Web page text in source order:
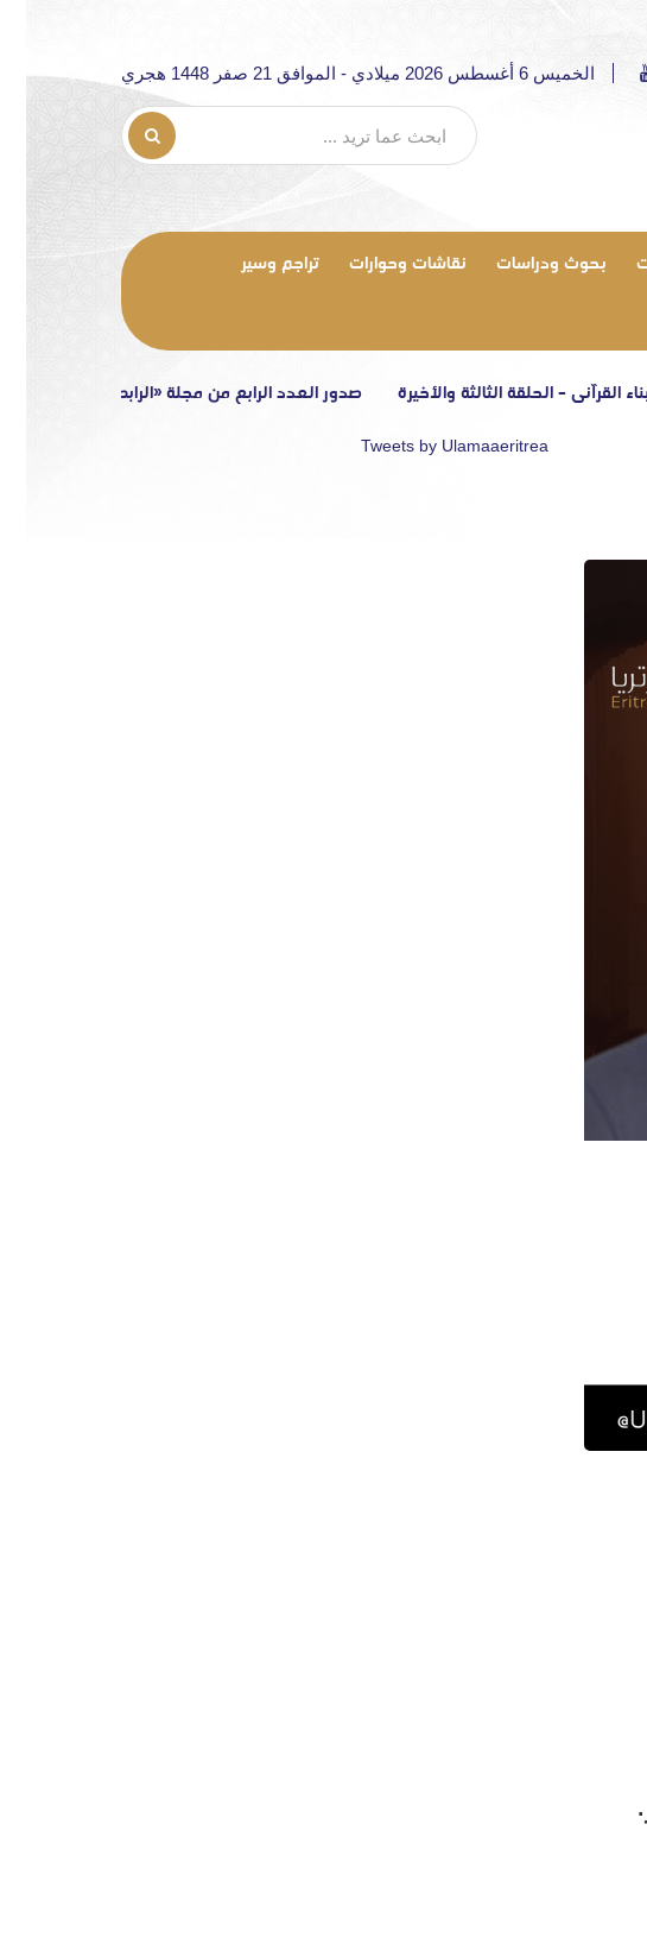
الخميس 6 أغسطس 2026 ميلادي - الموافق 21 صفر 1448 هجري
بحوث ودراسات نقاشات وحوارات
تراجم وسير
– الحلقة الثالثة والأخيرة صدور العدد الرابع من مجلة «الرابطة»
Tweets by Ulamaaeritrea